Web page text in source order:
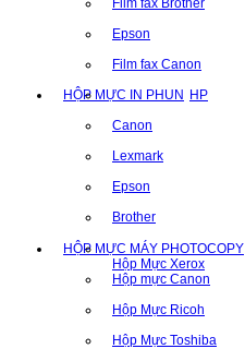
Film fax Brother
Epson
Film fax Canon
HỘP MỰC IN PHUN HP
Canon
Lexmark
Epson
Brother
HỘP MỰC MÁY PHOTOCOPY
Hộp Mực Xerox
Hộp mực Canon
Hộp Mực Ricoh
Hộp Mực Toshiba